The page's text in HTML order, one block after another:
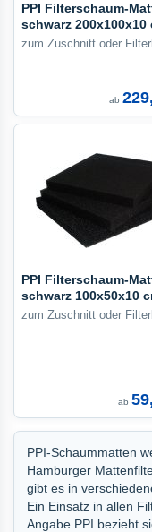
PPI Filterschaum-
schwarz 200x100x10
zum Zuschnitt oder
ab
PPI Filterschaum-
schwarz 100x50x10
zum Zuschnitt oder
ab
PPI-Schaummatten
Hamburger
gibt es in
Ein Einsatz in allen
Angabe PPI bezieht